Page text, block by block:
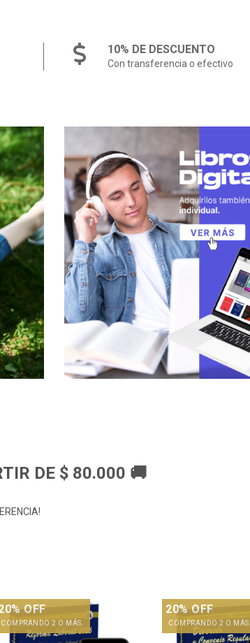
10% DE DESCUENTO
Con transferencia o efectivo
DE $ 80.000 🚚
OFF
COMPRANDO 2 O MÁS.
20% OFF
COMPRANDO 2 O MÁS.